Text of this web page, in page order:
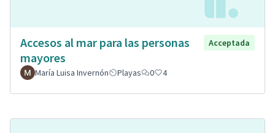
Accesos al mar para las personas
mayores
Acceptada
María Luisa Invernón Playas 0 4